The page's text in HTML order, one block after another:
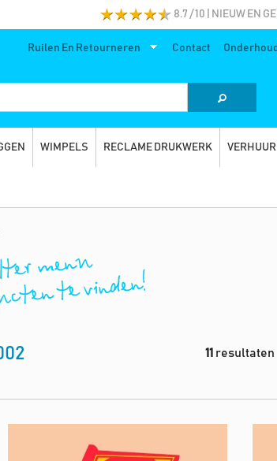
8.7 / 10 | NIEUW EN
Ruilen En Retourneren Contact
WIMPELS RECLAME DRUKWERK
11 resultaten